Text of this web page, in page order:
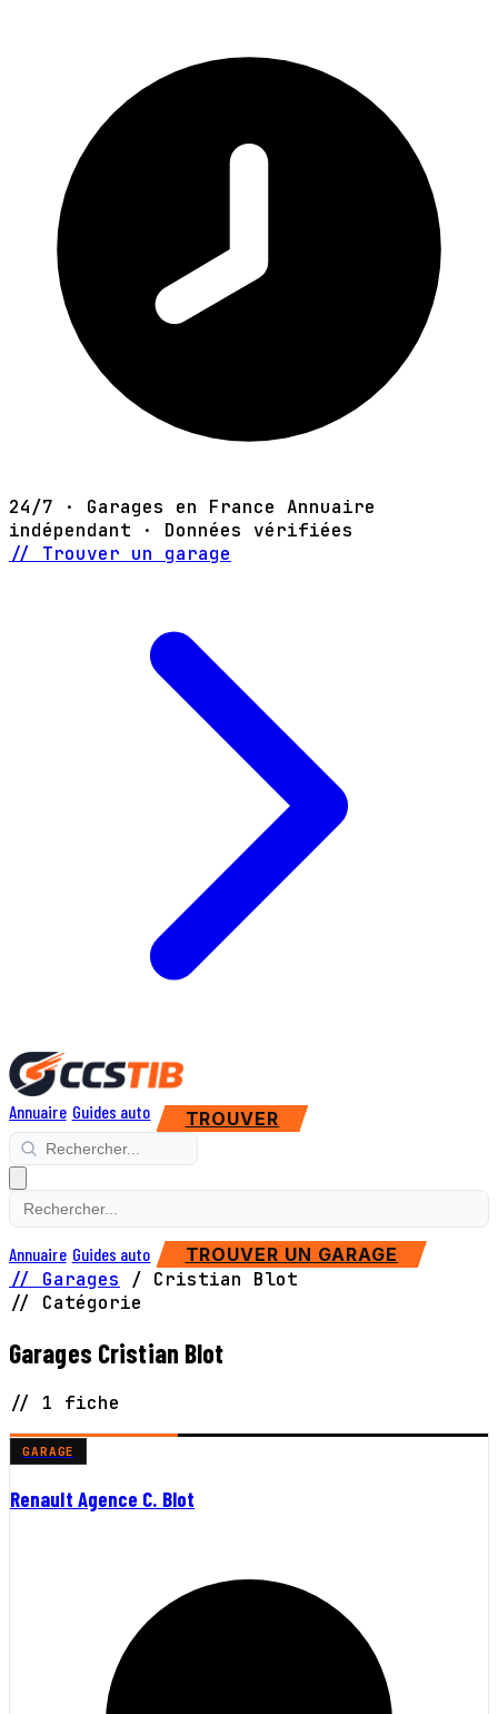
24/7 · Garages en France Annuaire
indépendant · Données vérifiées
// Trouver un garage
Annuaire Guides auto TROUVER
Annuaire Guides auto TROUVER UN GARAGE
// Garages / Cristian Blot
// Catégorie
Garages Cristian Blot
// 1 fiche
GARAGE
Renault Agence C. Blot